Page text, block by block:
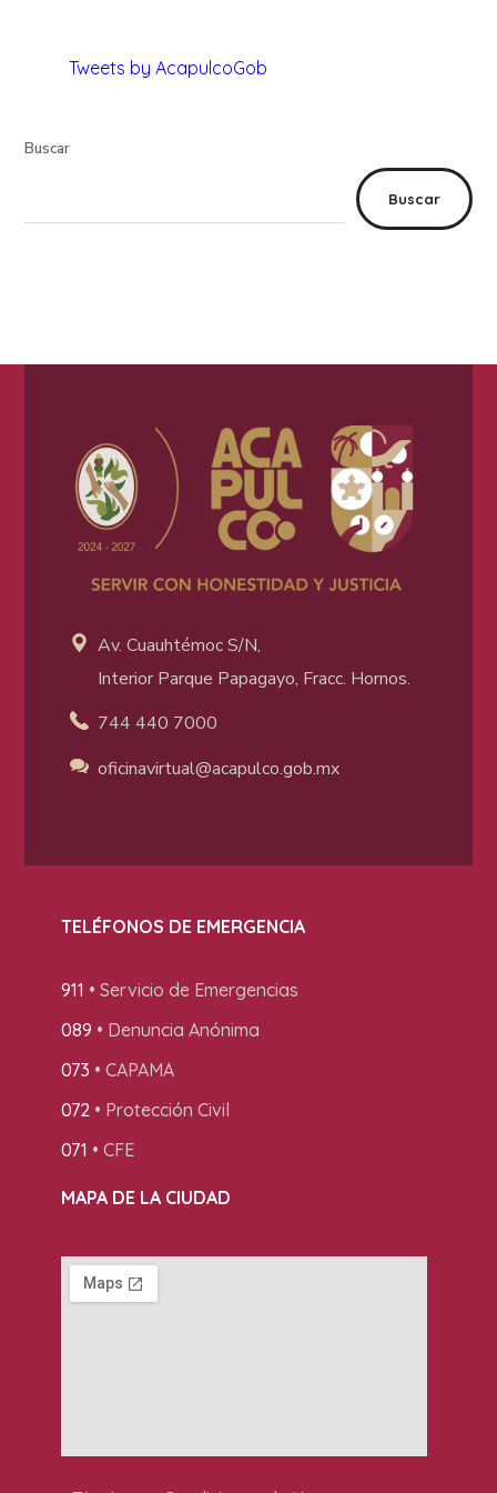
Tweets by AcapulcoGob
Buscar
Buscar
Av. Cuauhtémoc S/N,
Interior Parque Papagayo, Fracc. Hornos.
744 440 7000
oficinavirtual@acapulco.gob.mx
TELÉFONOS DE EMERGENCIA
911 • Servicio de Emergencias
089 • Denuncia Anónima
073 • CAPAMA
072 • Protección Civil
071 • CFE
MAPA DE LA CIUDAD